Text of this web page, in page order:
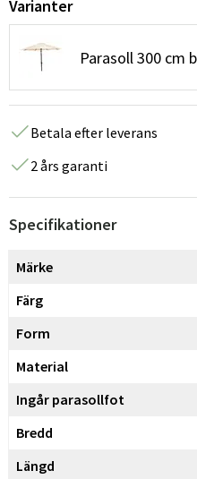
Varianter
Parasoll 300 cm
Betala efter leverans
2 års garanti
Specifikationer
Märke
Färg
Form
Material
Ingår parasollfot
Bredd
Längd